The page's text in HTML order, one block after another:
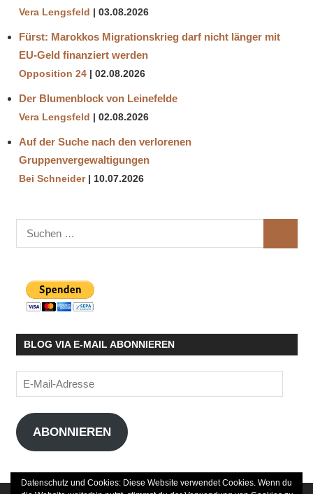
Vera Lengsfeld 03.08.2026
Fürst: Marokkos Migrationskrieg darf nicht länger mit
EU-Geld finanziert werden
Opposition 24 02.08.2026
Der Blumenblock von Leinefelde
Vera Lengsfeld 02.08.2026
Auf der Suche nach den verlorenen
Gruppenvergewaltigungen
Bei Schneider 10.07.2026
Suchen
nach:
BLOG VIA E-MAIL ABONNIEREN
E-
Mail-
Adresse
ABONNIEREN
Datenschutz und Cookies: Diese Website verwendet Cookies. Wenn du